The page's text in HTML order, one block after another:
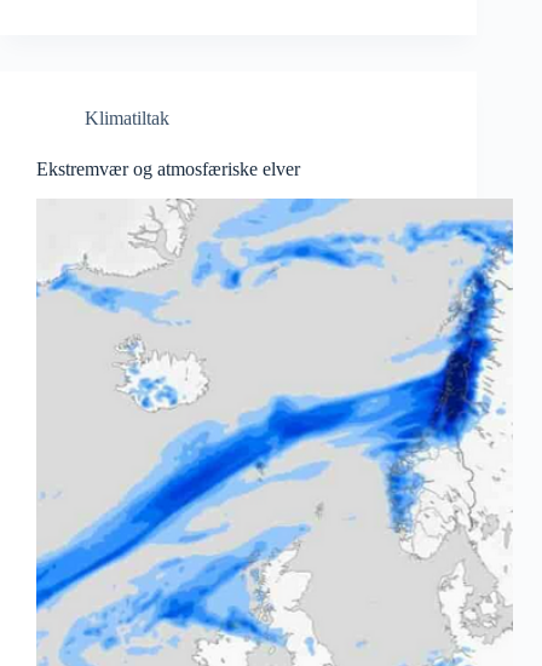
Klimatiltak
Ekstremvær og atmosfæriske elver